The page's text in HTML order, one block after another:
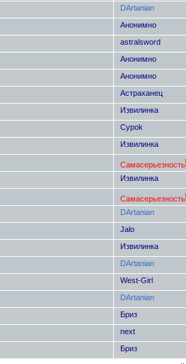
DArtanian
Анонимно
astralsword
Анонимно
Анонимно
Астраханец
Извилинка
Cypok
Извилинка
Самасерьезность
Извилинка
Самасерьезность
DArtanian
Jalo
Извилинка
DArtanian
West-Girl
DArtanian
Бриз
next
Бриз